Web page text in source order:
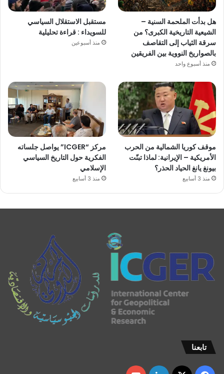
هل بدأت الملحمة السنية –
الشيعية التاريخية الكبرى؟ من
سرقة الثياب إلى التقاصف
بالصواريخ النووية بين الفريقين
منذ أسبوع واحد
مستقبل الاستقلال السياسي
للسويداء : قراءة تحليلية
منذ أسبوعين
موقف كوريا الشمالية من الحرب
الأمريكية – الإيرانية: لماذا تبنّت
بيونغ يانغ الحياد الحذر؟
منذ 3 أسابيع
مركز “ICGER” يواصل جلساته
الفكرية حول التاريخ السياسي
الإسلامي
منذ 3 أسابيع
تابعنا